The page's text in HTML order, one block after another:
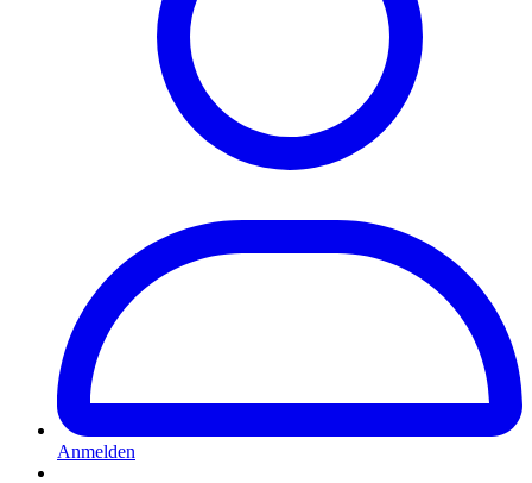
Anmelden